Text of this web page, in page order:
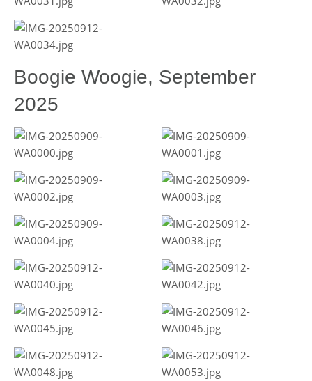
Boogie Woogie, September
2025